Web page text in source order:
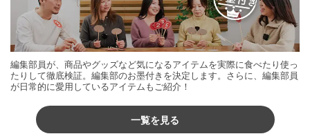
編集部員が、商品やグッズなど気になるアイテムを実際に食べたり使っ
たりして徹底検証。編集部のお墨付きを決定します。さらに、編集部員
が日常的に愛用しているアイテムもご紹介！
一覧を見る